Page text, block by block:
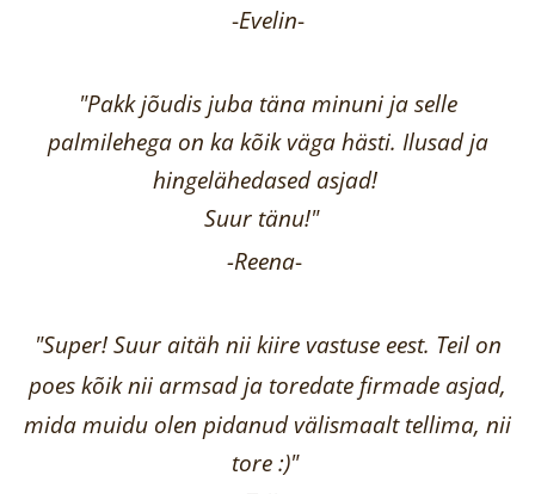
-Evelin-
"Pakk jõudis juba täna minuni ja selle
palmilehega on ka kõik väga hästi. Ilusad ja
hingelähedased asjad!
Suur tänu!"
-Reena-
"Super! Suur aitäh nii kiire vastuse eest. Teil on
poes kõik nii armsad ja toredate firmade asjad,
mida muidu olen pidanud välismaalt tellima, nii
tore :)"